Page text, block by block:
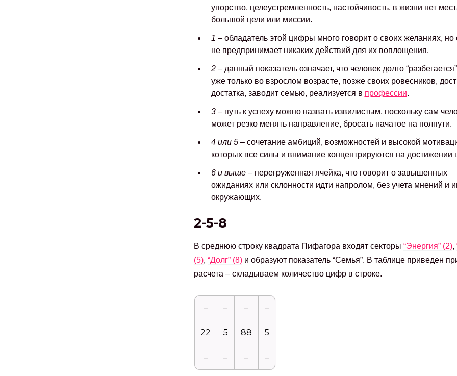
упорство, целеустремленность, настойчивость, в жизни нет
большой цели или миссии.
1 – обладатель этой цифры много говорит о своих желаниях,
не предпринимает никаких действий для их воплощения.
2– данный показатель означает, что человек долго
уже только во взрослом возрасте, позже своих ровесников,
достатка, заводит семью, реализуется в профессии.
3– путь к успеху можно назвать извилистым, поскольку сам
может резко менять направление, бросать начатое на полпути.
4 или 5– сочетание амбиций, возможностей и высокой
которых все силы и внимание концентрируются на достижении
6 и выше– перегруженная ячейка, что говорит о завышенных
ожиданиях или склонности идти напролом, без учета мнений и
окружающих.
2-5-8
В среднюю строку квадрата Пифагора входят секторы “Энергия” (2),
(5), “Долг” (8)и образуют показатель “Семья”. В таблице приведен
расчета – складываем количество цифр в строке.
– – – –
22 5 88 5
– – – –